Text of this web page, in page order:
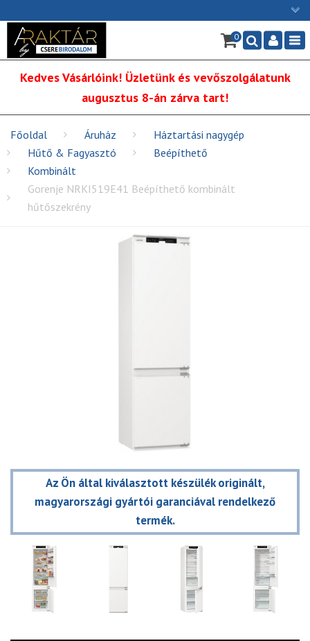
Ügyfélszolgálat: H-P: 9:00 - 16:00
06/1 255-2211
info@cserebirodalom.hu
×
0
Kedves Vásárlóink! Üzletünk és vevőszolgálatunk
augusztus 8-án zárva tart!
Főoldal Áruház
Háztartási nagygép
Hűtő & Fagyasztó
Beépíthető
Kombinált
Gorenje NRKI519E41 Beépíthető kombinált
hűtőszekrény
Az Ön által kiválasztott készülék originált,
magyarországi gyártói garanciával rendelkező
termék.